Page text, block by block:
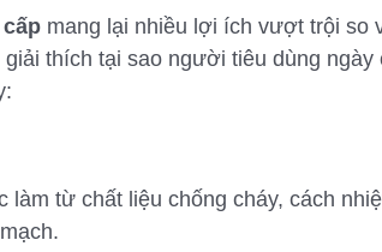
mang lại nhiều lợi ích vượt trội so
thích tại sao người tiêu dùng ngày
làm từ chất liệu chống cháy, cách